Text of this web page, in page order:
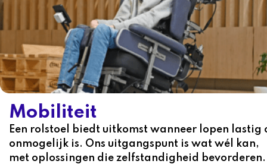
Mobiliteit
Een rolstoel biedt uitkomst wanneer lopen lastig
onmogelijk is. Ons uitgangspunt is wat wél kan,
met oplossingen die zelfstandigheid bevorderen.